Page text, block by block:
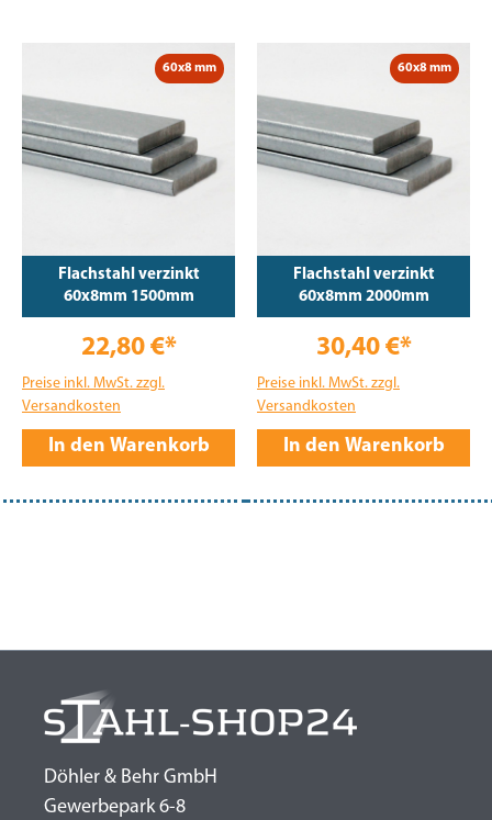
60x8 mm
Flachstahl verzinkt
60x8mm 1500mm
22,80 €*
Preise inkl. MwSt. zzgl.
Versandkosten
In den Warenkorb
60x8 mm
Flachstahl verzinkt
60x8mm 2000mm
30,40 €*
Preise inkl. MwSt. zzgl.
Versandkosten
In den Warenkorb
Döhler & Behr GmbH
Gewerbepark 6-8